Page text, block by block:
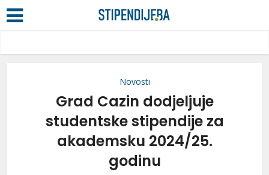
Novosti
Grad Cazin dodjeljuje
studentske stipendije za
akademsku 2024/25.
godinu